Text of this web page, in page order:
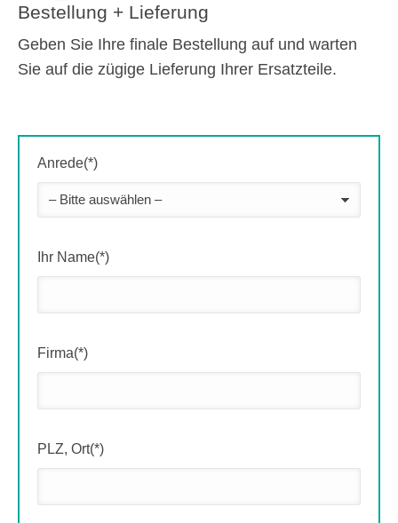
Bestellung + Lieferung
Geben Sie Ihre finale Bestellung auf und warten
Sie auf die zügige Lieferung Ihrer Ersatzteile.
Anrede(*)
Ihr Name(*)
Firma(*)
PLZ, Ort(*)